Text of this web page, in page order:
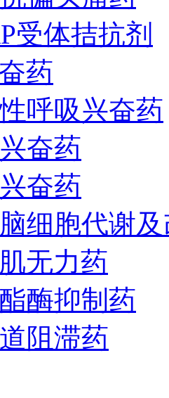
受体拮抗剂
药
呼吸兴奋药
奋药
奋药
细胞代谢
无力药
酶抑制药
阻滞药